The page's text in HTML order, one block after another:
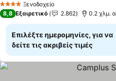
4 ΑστέριαΞενοδοχείο
8,8 Εξαιρετικό 2.862
Επιλέξτε ημερομηνίες, για να
δείτε τις ακριβείς τιμές